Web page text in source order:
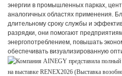
энергии в промышленных парках,
аналогичных областях применения.
длительному сроку службы и
разрядки, они помогают
энергопотреблением, повышать
обеспечивать визуализированную